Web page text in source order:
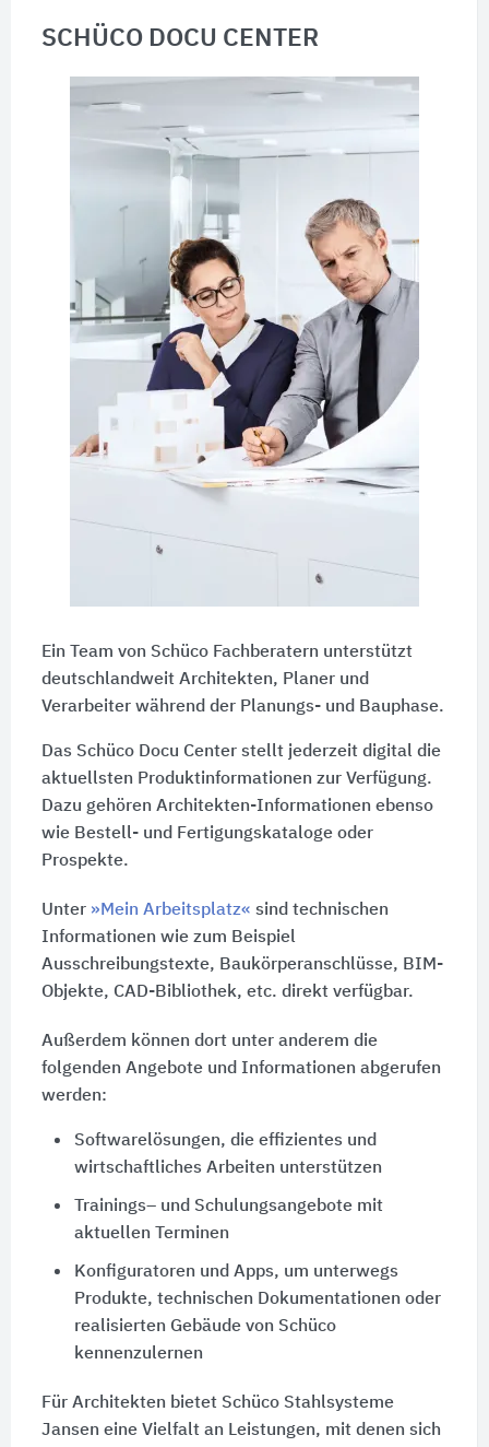
SCHÜCO DOCU CENTER
Ein Team von Schüco Fachberatern unterstützt
deutschlandweit Architekten, Planer und
Verarbeiter während der Planungs- und Bauphase.
Das Schüco Docu Center stellt jederzeit digital die
aktuellsten Produktinformationen zur Verfügung.
Dazu gehören Architekten-Informationen ebenso
wie Bestell- und Fertigungskataloge oder
Prospekte.
Unter »Mein Arbeitsplatz« sind technischen
Informationen wie zum Beispiel
Ausschreibungstexte, Baukörperanschlüsse, BIM-
Objekte, CAD-Bibliothek, etc. direkt verfügbar.
Außerdem können dort unter anderem die
folgenden Angebote und Informationen abgerufen
werden:
Softwarelösungen, die effizientes und
wirtschaftliches Arbeiten unterstützen
Trainings– und Schulungsangebote mit
aktuellen Terminen
Konfiguratoren und Apps, um unterwegs
Produkte, technischen Dokumentationen oder
realisierten Gebäude von Schüco
kennenzulernen
Für Architekten bietet Schüco Stahlsysteme
Jansen eine Vielfalt an Leistungen, mit denen sich